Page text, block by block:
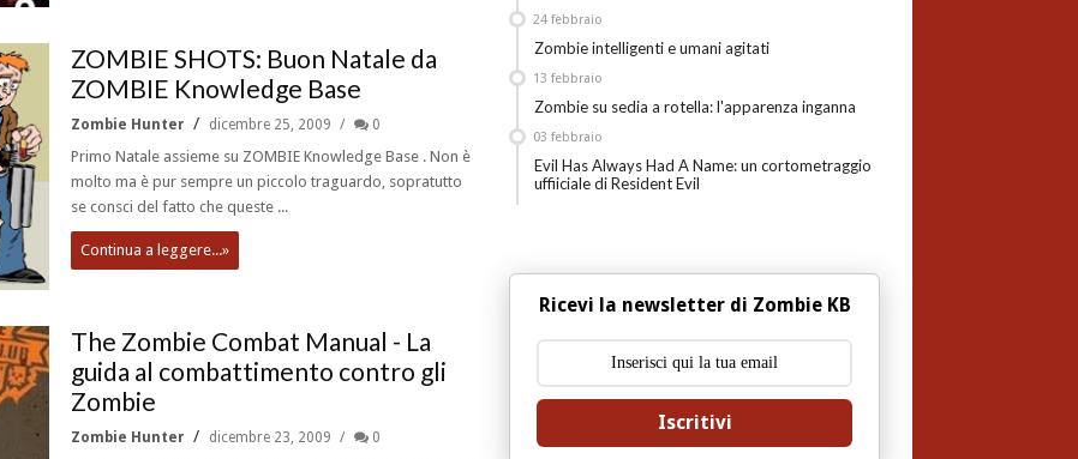
ZOMBIE SHOTS: Buon Natale da
ZOMBIE Knowledge Base
Zombie Hunter dicembre 25, 2009 0
Primo Natale assieme su ZOMBIE Knowledge Base . Non è
molto ma è pur sempre un piccolo traguardo, sopratutto
se consci del fatto che queste ...
Continua a leggere...»
The Zombie Combat Manual - La
guida al combattimento contro gli
Zombie
Zombie Hunter dicembre 23, 2009 0
Zombie intelligenti e umani agitati
24 febbraio
Zombie su sedia a rotella: l'apparenza inganna
13 febbraio
Evil Has Always Had A Name: un cortometraggio
uffiiciale di Resident Evil
03 febbraio
Ricevi la newsletter di Zombie KB
Iscritivi